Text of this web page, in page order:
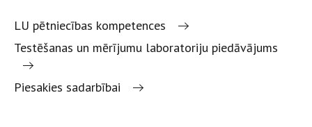
LU pētniecības kompetences
Testēšanas un mērījumu laboratoriju piedāvājums
Piesakies sadarbībai